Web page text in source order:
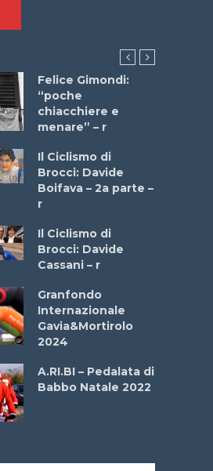
Felice Gimondi:
“poche
chiacchiere e
menare” – r
Il Ciclismo di
Brocci: Davide
Boifava – 2a parte –
r
Il Ciclismo di
Brocci: Davide
Cassani – r
Granfondo
Internazionale
Gavia&Mortirolo
2024
A.RI.BI – Pedalata di
Babbo Natale 2022